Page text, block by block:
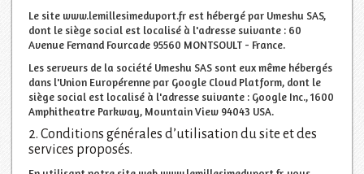
Le site www.lemillesimeduport.fr est hébergé par Umeshu SAS,
dont le siège social est localisé à l'adresse suivante : 60
Avenue Fernand Fourcade 95560 MONTSOULT - France.
Les serveurs de la société Umeshu SAS sont eux même hébergés
dans l'Union Europérenne par Google Cloud Platform, dont le
siège social est localisé à l'adresse suivante : Google Inc., 1600
Amphitheatre Parkway, Mountain View 94043 USA.
2. Conditions générales d’utilisation du site et des
services proposés.